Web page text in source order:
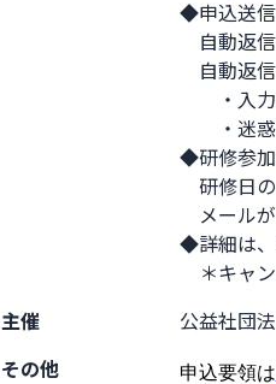
◆申込送信
自動返
自動返信
・入力
・迷惑
◆研修参
研修日の
メール
◆詳細は、
＊キャ
主催
公益社団
その他
申込要領は